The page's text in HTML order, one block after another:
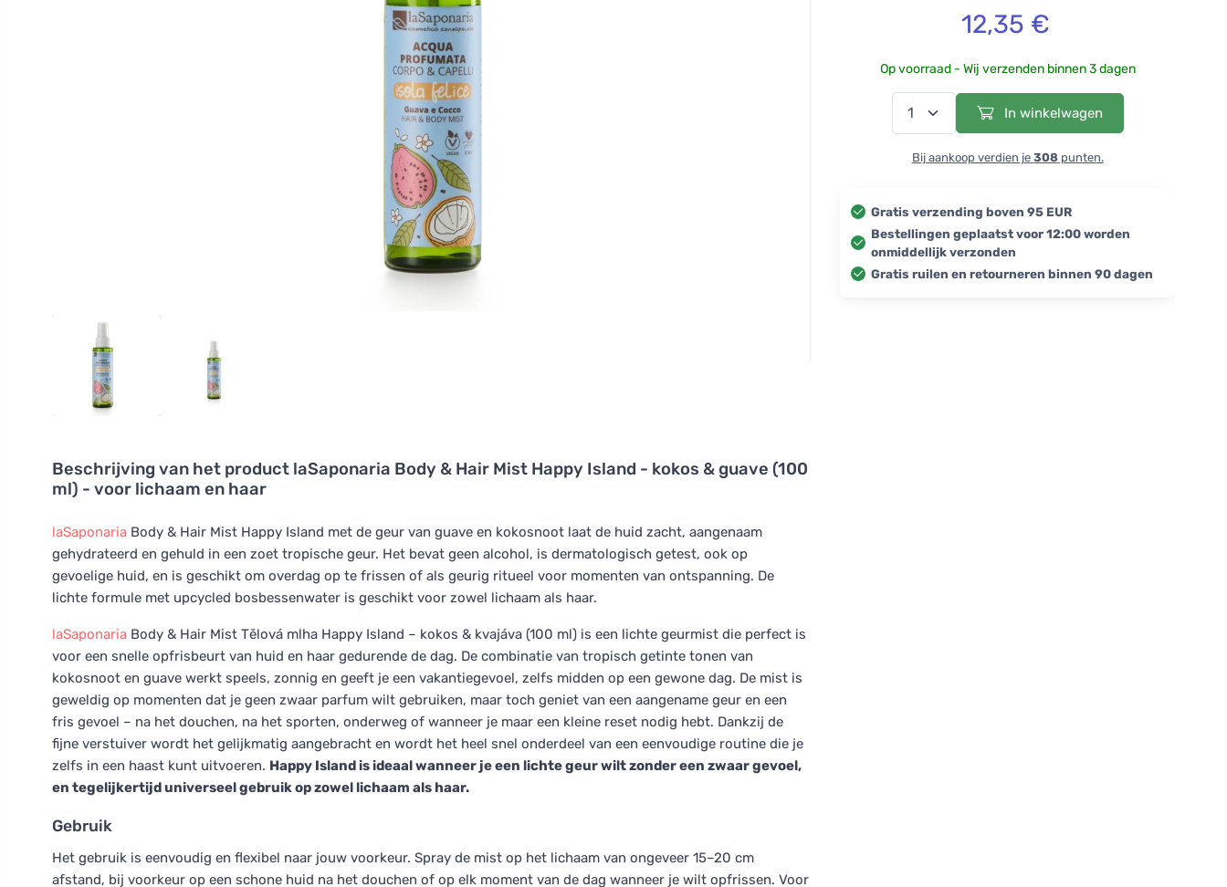
Beschrijving van het product laSaponaria Body & Hair Mist Happy Island - kokos & guave (100
ml) - voor lichaam en haar
laSaponaria Body & Hair Mist Happy Island met de geur van guave en kokosnoot laat de huid zacht, aangenaam
gehydrateerd en gehuld in een zoet tropische geur. Het bevat geen alcohol, is dermatologisch getest, ook op
gevoelige huid, en is geschikt om overdag op te frissen of als geurig ritueel voor momenten van ontspanning. De
lichte formule met upcycled bosbessenwater is geschikt voor zowel lichaam als haar.
laSaponaria Body & Hair Mist Tělová mlha Happy Island – kokos & kvajáva (100 ml) is een lichte geurmist die perfect is
voor een snelle opfrisbeurt van huid en haar gedurende de dag. De combinatie van tropisch getinte tonen van
kokosnoot en guave werkt speels, zonnig en geeft je een vakantiegevoel, zelfs midden op een gewone dag. De mist is
geweldig op momenten dat je geen zwaar parfum wilt gebruiken, maar toch geniet van een aangename geur en een
fris gevoel – na het douchen, na het sporten, onderweg of wanneer je maar een kleine reset nodig hebt. Dankzij de
fijne verstuiver wordt het gelijkmatig aangebracht en wordt het heel snel onderdeel van een eenvoudige routine die je
zelfs in een haast kunt uitvoeren. Happy Island is ideaal wanneer je een lichte geur wilt zonder een zwaar gevoel,
en tegelijkertijd universeel gebruik op zowel lichaam als haar.
Gebruik
Het gebruik is eenvoudig en flexibel naar jouw voorkeur. Spray de mist op het lichaam van ongeveer 15–20 cm
afstand, bij voorkeur op een schone huid na het douchen of op elk moment van de dag wanneer je wilt opfrissen. Voor
12,35 €
Op voorraad - Wij verzenden binnen 3 dagen
In winkelwagen
Bij aankoop verdien je 308punten.
Gratis verzending boven 95 EUR
Bestellingen geplaatst voor 12:00 worden
onmiddellijk verzonden
Gratis ruilen en retourneren binnen 90 dagen